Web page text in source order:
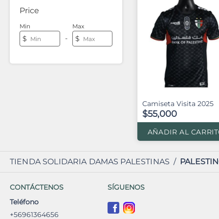
Price
Min
$ -
Max
$
Camiseta Visita 2025
$55,000
AÑADIR AL
TIENDA SOLIDARIA DAMAS PALESTINAS /
CONTÁCTENOS
Teléfono
+56961364656
SÍGUENOS